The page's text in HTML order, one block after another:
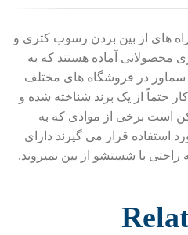
های از بین بردن رسوب کتری و
آماده هستند که به
سماور در فروشگاه های مختلف
حتماً از یک برند شناخته شده و
است برخی از موادی که به
استفاده قرار می گیرند دارای
راحتی با شستشو از بین نمیروند.